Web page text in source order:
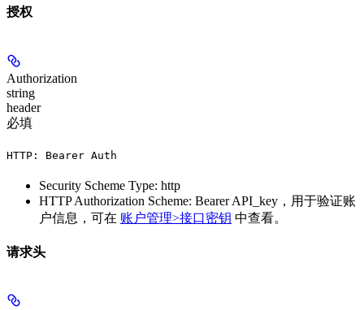
授权
Authorization
string
header
必填
HTTP: Bearer Auth
Security Scheme Type: http
HTTP Authorization Scheme: Bearer API_key，用于验证账
户信息，可在 账户管理>接口密钥 中查看。
请求头